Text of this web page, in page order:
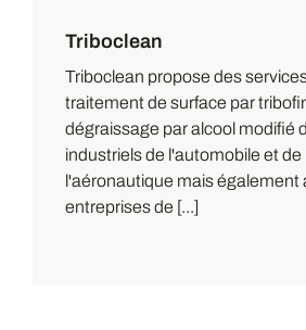
Triboclean
Triboclean propose des
traitement de surface par
dégraissage par alcool modifié
industriels de l'automobile et de
l'aéronautique mais également
entreprises de [...]